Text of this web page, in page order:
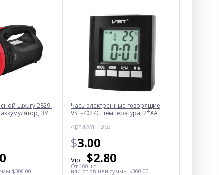
Luxury 2829-
аккумулятор, ЗУ
$300.00...
Часы электронные говорящие
VST-7027С, температура, 2*AA
Артикул: 1363
$3.00
Vip: $2.80
От 100 шт
или от общей суммы $300.00...